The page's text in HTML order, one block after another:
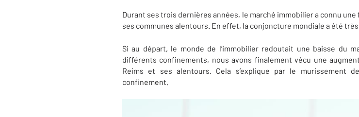
Durant ses trois dernières années, le marché immobilier a connu
ses communes alentours. En effet, la conjoncture mondiale a été
Si au départ, le monde de l’immobilier redoutait une baisse du
différents confinements, nous avons finalement vécu une
Reims et ses alentours. Cela s’explique par le murissement
confinement.